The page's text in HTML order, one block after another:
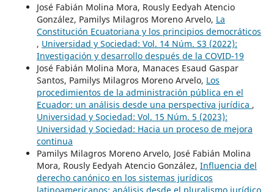
José Fabián Molina Mora, Rously Eedyah Atencio
González, Pamilys Milagros Moreno Arvelo, La
Constitución Ecuatoriana y los principios democráticos
, Universidad y Sociedad: Vol. 14 Núm. S3 (2022):
Investigación y desarrollo después de la COVID-19
José Fabián Molina Mora, Manaces Esaud Gaspar
Santos, Pamilys Milagros Moreno Arvelo, Los
procedimientos de la administración pública en el
Ecuador: un análisis desde una perspectiva jurídica ,
Universidad y Sociedad: Vol. 15 Núm. 5 (2023):
Universidad y Sociedad: Hacia un proceso de mejora
continua
Pamilys Milagros Moreno Arvelo, José Fabián Molina
Mora, Rously Eedyah Atencio González, Influencia del
derecho canónico en los sistemas jurídicos
latinoamericanos: análisis desde el pluralismo jurídico